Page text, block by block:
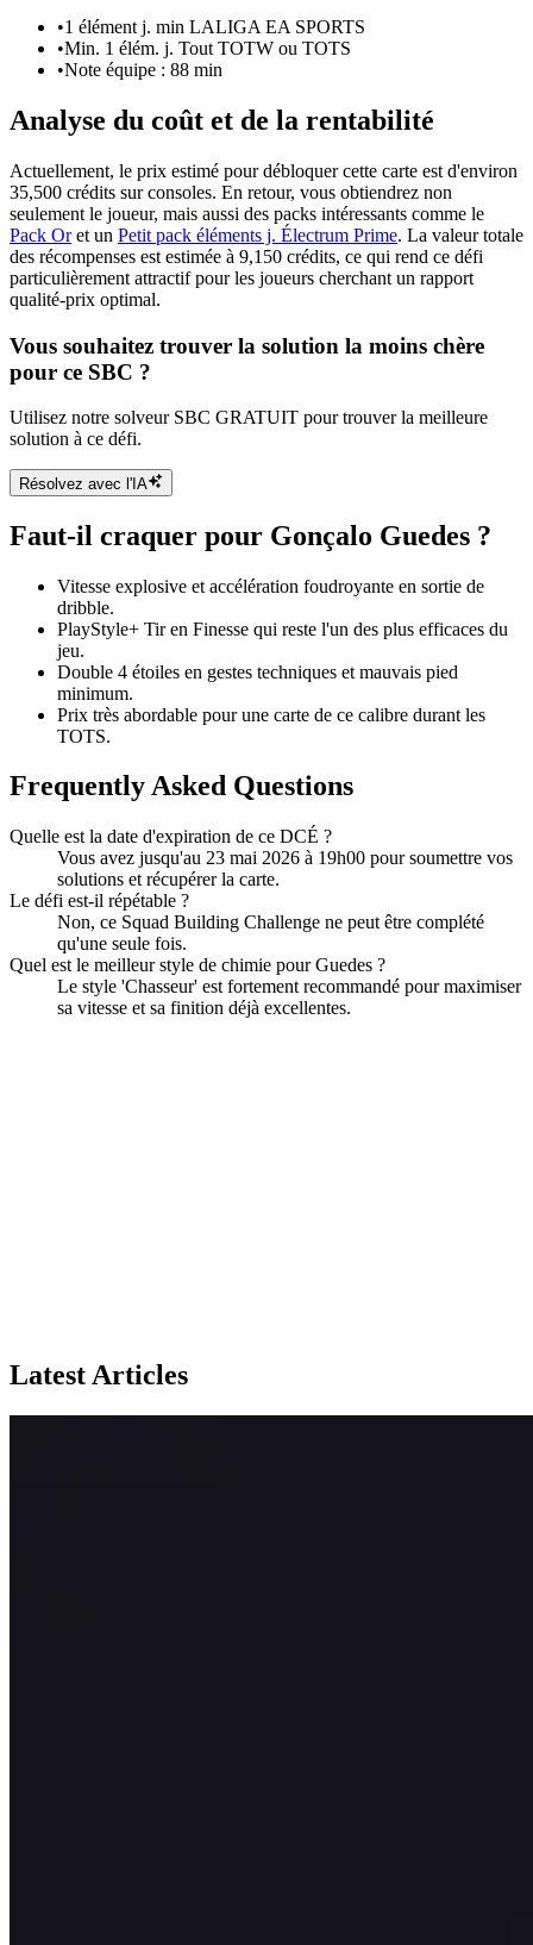
•1 élément j. min LALIGA EA SPORTS
•Min. 1 élém. j. Tout TOTW ou TOTS
•Note équipe : 88 min
Analyse du coût et de la rentabilité
Actuellement, le prix estimé pour débloquer cette carte est d'environ
35,500 crédits sur consoles. En retour, vous obtiendrez non
seulement le joueur, mais aussi des packs intéressants comme le
Pack Oret un Petit pack éléments j. Électrum Prime. La valeur totale
des récompenses est estimée à 9,150 crédits, ce qui rend ce défi
particulièrement attractif pour les joueurs cherchant un rapport
qualité-prix optimal.
Vous souhaitez trouver la solution la moins chère
pour ce SBC ?
Utilisez notre solveur SBC GRATUIT pour trouver la meilleure
solution à ce défi.
Résolvez avec l'IA
Faut-il craquer pour Gonçalo Guedes ?
Vitesse explosive et accélération foudroyante en sortie de
dribble.
PlayStyle+ Tir en Finesse qui reste l'un des plus efficaces du
jeu.
Double 4 étoiles en gestes techniques et mauvais pied
minimum.
Prix très abordable pour une carte de ce calibre durant les
TOTS.
Frequently Asked Questions
Quelle est la date d'expiration de ce DCÉ ?
Vous avez jusqu'au 23 mai 2026 à 19h00 pour soumettre vos
solutions et récupérer la carte.
Le défi est-il répétable ?
Non, ce Squad Building Challenge ne peut être complété
qu'une seule fois.
Quel est le meilleur style de chimie pour Guedes ?
Le style 'Chasseur' est fortement recommandé pour maximiser
sa vitesse et sa finition déjà excellentes.
Latest Articles